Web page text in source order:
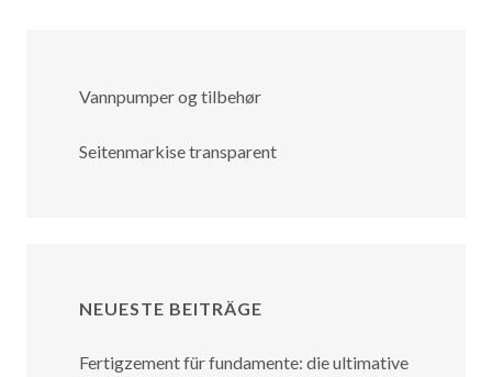
Vannpumper og tilbehør
Seitenmarkise transparent
NEUESTE BEITRÄGE
Fertigzement für fundamente: die ultimative